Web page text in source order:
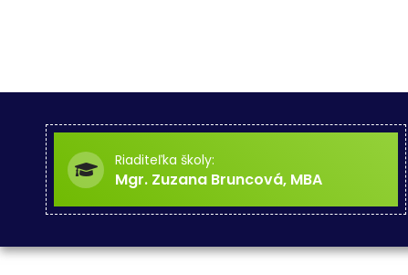
Riaditeľka školy:
Mgr. Zuzana Bruncová, MBA